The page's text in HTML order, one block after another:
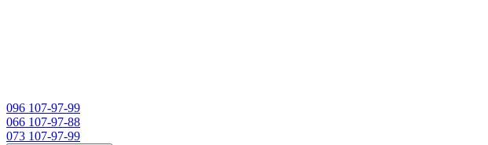
096 107-97-99
066 107-97-88
073 107-97-99